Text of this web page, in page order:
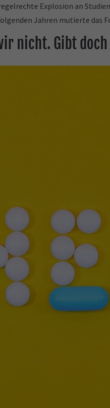
Explosion an
Jahren mutierte das
nicht. Gibt